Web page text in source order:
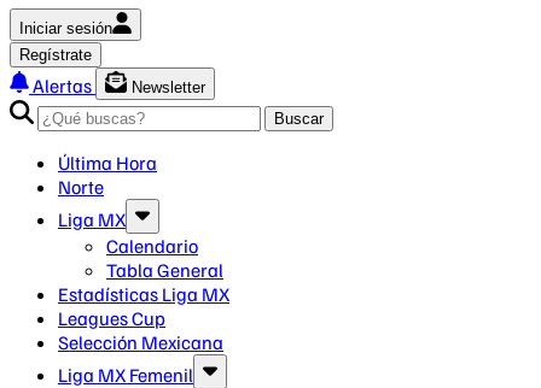
Iniciar sesión
Regístrate
Alertas
Newsletter
Buscar
Última Hora
Norte
Liga MX
Calendario
Tabla General
Estadísticas Liga MX
Leagues Cup
Selección Mexicana
Liga MX Femenil